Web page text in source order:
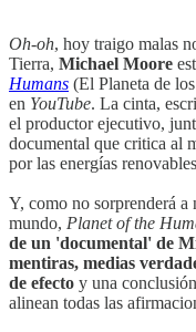
Oh-oh, hoy traigo malas
Tierra, Michael Moore
Humans (El Planeta de
en YouTube. La cinta,
el productor ejecutivo,
documental que critica al
por las energías
Y, como no sorprenderá a
mundo, Planet of the
de un 'documental' de
mentiras, medias
de efecto y una
alinean todas las